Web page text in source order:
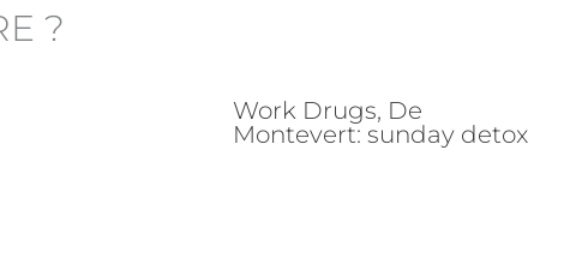
?
Work Drugs, De
Montevert: sunday detox